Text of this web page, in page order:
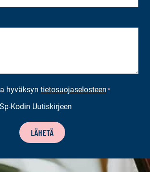
hyväksyn tietosuojaselosteen *
Kodin Uutiskirjeen
LÄHETÄ